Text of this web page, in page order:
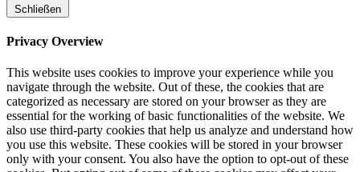
Schließen
Privacy Overview
This website uses cookies to improve your experience while you
navigate through the website. Out of these, the cookies that are
categorized as necessary are stored on your browser as they are
essential for the working of basic functionalities of the website. We
also use third-party cookies that help us analyze and understand how
you use this website. These cookies will be stored in your browser
only with your consent. You also have the option to opt-out of these